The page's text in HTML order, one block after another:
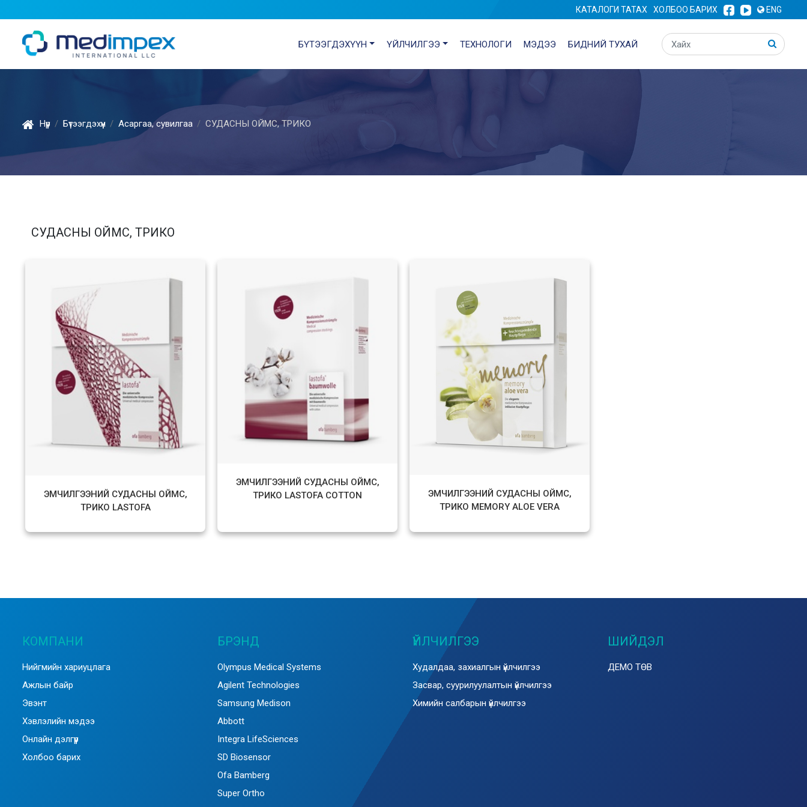
КАТАЛОГИ ТАТАХ ХОЛБОО БАРИХ ENG
БҮТЭЭГДЭХҮҮН ҮЙЛЧИЛГЭЭ ТЕХНОЛОГИ МЭДЭЭ БИДНИЙ ТУХАЙ
Нүүр Бүтээгдэхүүн Асаргаа, сувилгаа СУДАСНЫ ОЙМС, ТРИКО
СУДАСНЫ ОЙМС, ТРИКО
ЭМЧИЛГЭЭНИЙ СУДАСНЫ ОЙМС,
ТРИКО LASTOFA
ЭМЧИЛГЭЭНИЙ СУДАСНЫ ОЙМС,
ТРИКО LASTOFA COTTON
ЭМЧИЛГЭЭНИЙ СУДАСНЫ ОЙМС,
ТРИКО MEMORY ALOE VERA
КОМПАНИ
Нийгмийн хариуцлага
Ажлын байр
Эвэнт
Хэвлэлийн мэдээ
Онлайн дэлгүүр
Холбоо барих
БРЭНД
Olympus Medical Systems
Agilent Technologies
Samsung Medison
Abbott
Integra LifeSciences
SD Biosensor
Ofa Bamberg
Super Ortho
ҮЙЛЧИЛГЭЭ
Худалдаа, захиалгын үйлчилгээ
Засвар, суурилуулалтын үйлчилгээ
Химийн салбарын үйлчилгээ
ШИЙДЭЛ
ДЕМО ТӨВ